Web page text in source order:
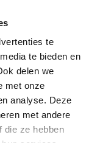
te
te bieden en
delen we
met onze
analyse. Deze
met andere
die ze hebben